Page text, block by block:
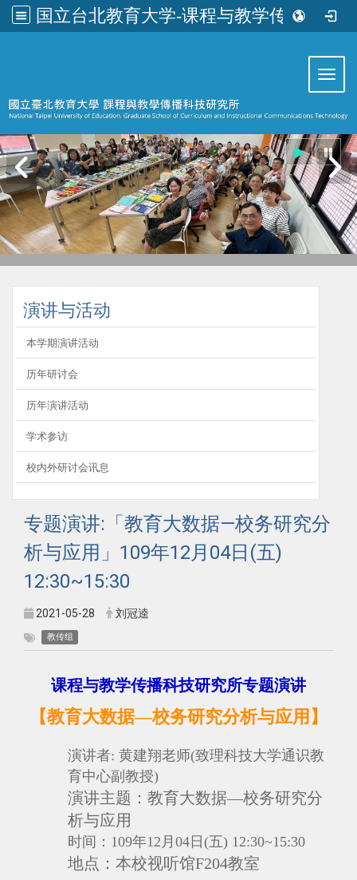
国立台北教育大学-课程与教学传播科技研究所
演讲与活动
本学期演讲活动
历年研讨会
历年演讲活动
学术参访
校内外研讨会讯息
专题演讲:「教育大数据—校务研究分
析与应用」109年12月04日(五)
12:30~15:30
2021-05-28 刘冠逵
教传组
课程与教学传播科技研究所专题演讲
【教育大数据—校务研究分析与应用 】
演讲者: 黄建翔老师(致理科技大学通识教
育中心副教授)
演讲主题： 教育大数据—校务研究分
析与应用
时间： 109年12月04日(五) 12:30~15:30
地点： 本校视听馆F204教室